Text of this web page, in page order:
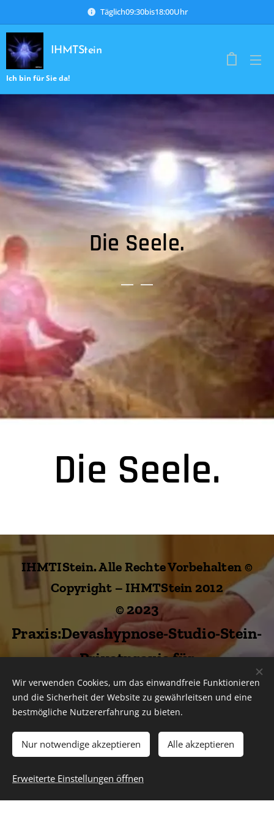
Täglich09:30bis18:00Uhr
IHMTStein
Ich bin für Sie da!
Die Seele.
Die Seele.
IHMTIStein. Alle Rechte Vorbehalten ©
Copyright – IHMTStein 2012
© 2023
Praxis:Devashypnose-Studio-Stein-
Privatpraxis für
Reinkarnationshypnosen - Praxis für
Hypnose u. psychologische
Beratungen.
. Felsenstr.8, 90547 Stein bei
Nürnberg.IHMTIStein. Alle Rechte
Wir verwenden Cookies, um das einwandfreie Funktionieren
und die Sicherheit der Website zu gewährleitsen und eine
bestmögliche Nutzererfahrung zu bieten.
Nur notwendige akzeptieren Alle akzeptieren
Erweiterte Einstellungen öffnen